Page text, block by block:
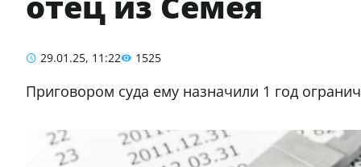
29.01.25, 11:22 1525
Приговором суда ему назначили 1 год